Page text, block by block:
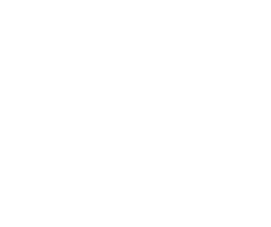
in Bamberg kennengelernt
in der Nähe von Krakow.
die Vorfreude riesig. Endlich